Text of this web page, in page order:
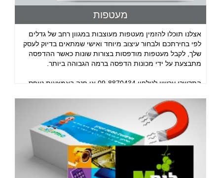
מעטפות
אצלנו תוכלו להזמין מעטפות מעוצבות במגוון רחב של גדלים
לפי בחירתכם ולבחור עיצוב מיוחד ואישי שמתאים בדיוק לעסק
שלך, לקבל מעטפות מודפסות בצורות שונות כאשר ההדפסה
מתבצעת על ידי מכונות הדפסה ברמה הגבוהה ביותר.
התקשרו עכשיו לטלפון 09-8870434 או פנה באמצעות טופס